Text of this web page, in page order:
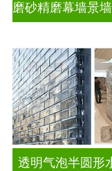
透明气泡半圆形